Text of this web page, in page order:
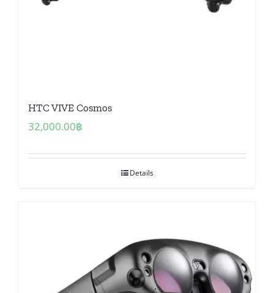
HTC VIVE Cosmos
32,000.00฿
Details